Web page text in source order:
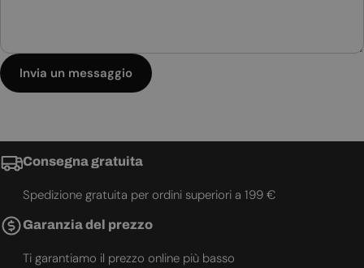
Invia un messaggio
Consegna gratuita
Spedizione gratuita per ordini superiori a 199 €
Garanzia del prezzo
Ti garantiamo il prezzo online più basso